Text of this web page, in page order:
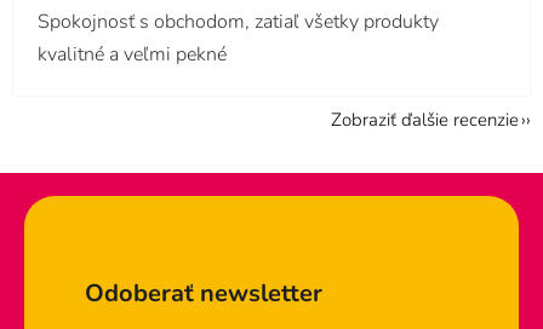
Spokojnosť s obchodom, zatiaľ všetky produkty
kvalitné a veľmi pekné
Zobraziť ďalšie recenzie
Odoberať newsletter